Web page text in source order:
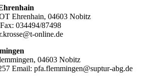
Ehrenhain, 04603 Nobitz
034494/87498
online.de
04603 Nobitz
Email: pfa.flemmingen@suptur-abg.de